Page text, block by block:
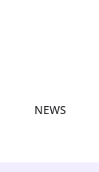
NEWS